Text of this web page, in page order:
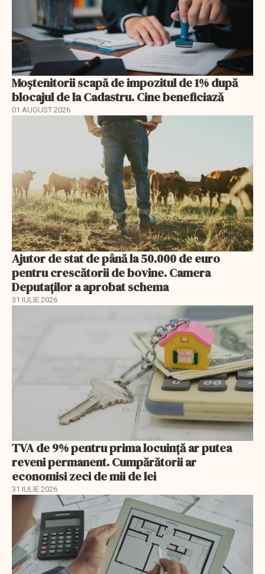
Moștenitorii scapă de impozitul de 1% după
blocajul de la Cadastru. Cine beneficiază
01 AUGUST 2026
Ajutor de stat de până la 50.000 de euro
pentru crescătorii de bovine. Camera
Deputaților a aprobat schema
31 IULIE 2026
TVA de 9% pentru prima locuință ar putea
reveni permanent. Cumpărătorii ar
economisi zeci de mii de lei
31 IULIE 2026